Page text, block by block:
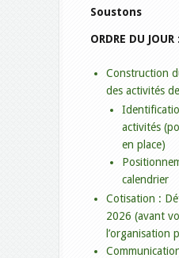
Soustons
ORDRE DU JOUR :
Construction
des activités de
activités
en place)
calendrier
Cotisation :
2026 (avant
l’organisation